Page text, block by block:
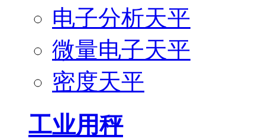
电子分析天平
微量电子天平
密度天平
工业用秤